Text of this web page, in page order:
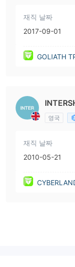
재직 날짜
2017-09-01
GOLIATH
영국
재직 날짜
2010-05-21